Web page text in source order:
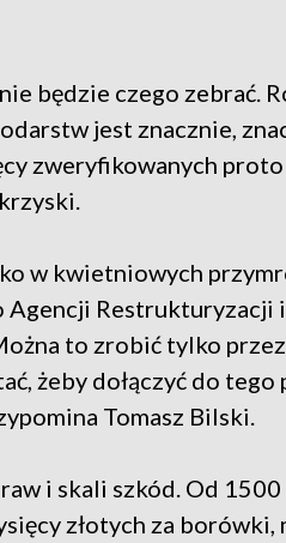
będzie czego zebrać.
jest znacznie,
zweryfikowanych
w kwietniowych
Agencji
to zrobić tylko
żeby dołączyć do tego
Tomasz Bilski.
i skali szkód. Od 1500
złotych za borówki,